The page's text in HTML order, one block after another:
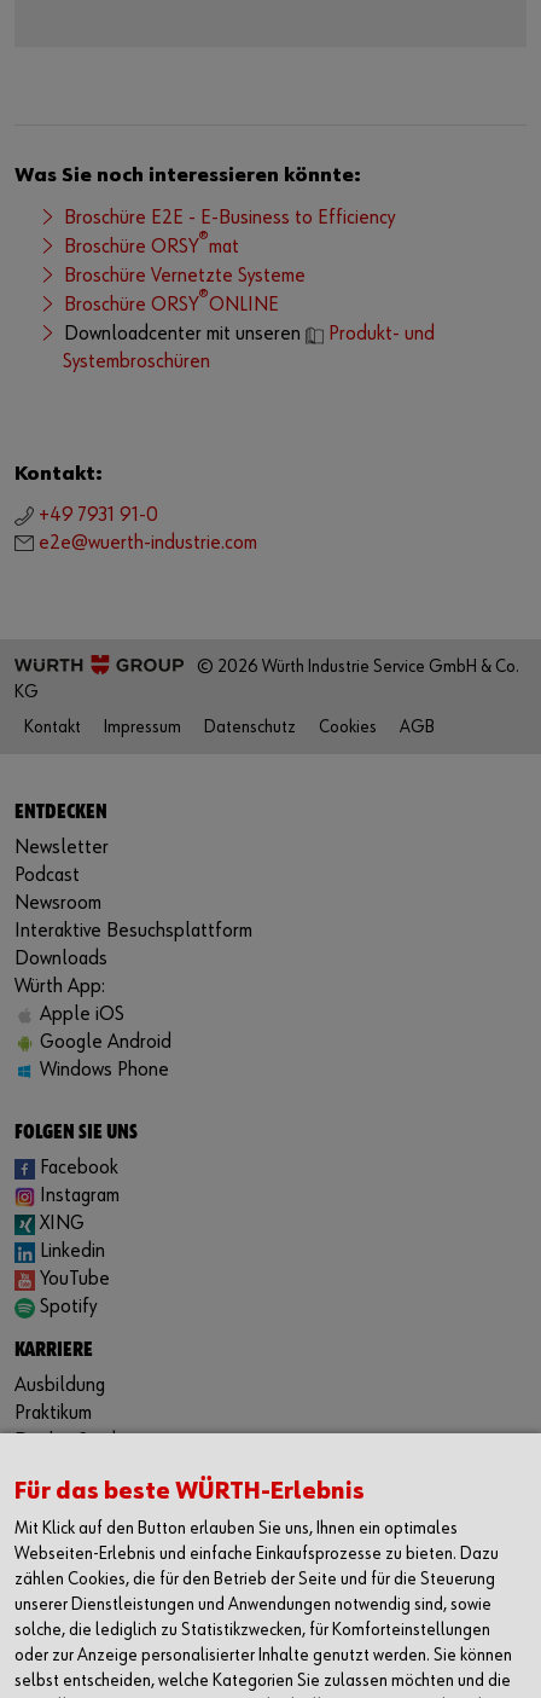
Was Sie noch interessieren könnte:
Broschüre E2E - E-Business to Efficiency
Broschüre ORSY®mat
Broschüre Vernetzte Systeme
Broschüre ORSY®ONLINE
Downloadcenter mit unseren
Produkt- und
Systembroschüren
Kontakt:
+49 7931 91-0
e2e@wuerth-industrie.com
© 2026 Würth Industrie Service GmbH & Co.
KG
Kontakt
Impressum Datenschutz Cookies AGB
ENTDECKEN
Newsletter
Podcast
Newsroom
Interaktive Besuchsplattform
Downloads
Würth App:
Apple iOS
Google Android
Windows Phone
FOLGEN SIE UNS
Facebook
Instagram
XING
Linkedin
YouTube
Spotify
KARRIERE
Ausbildung
Praktikum
Jobbörse
KONTAKT
Würth Industrie Service GmbH & Co. KG
Industriepark Würth, Drillberg
97980 Bad Mergentheim
Deutschland
Für das beste WÜRTH-Erlebnis
Mit Klick auf den Button erlauben Sie uns, Ihnen ein optimales
Webseiten-Erlebnis und einfache Einkaufsprozesse zu bieten. Dazu
zählen Cookies, die für den Betrieb der Seite und für die Steuerung
unserer Dienstleistungen und Anwendungen notwendig sind, sowie
solche, die lediglich zu Statistikzwecken, für Komforteinstellungen
oder zur Anzeige personalisierter Inhalte genutzt werden. Sie können
selbst entscheiden, welche Kategorien Sie zulassen möchten und die